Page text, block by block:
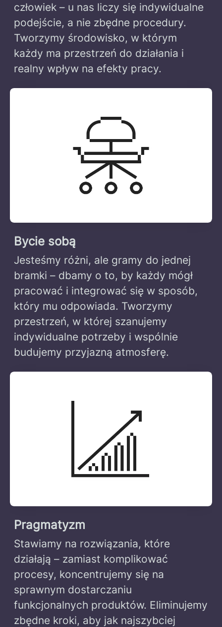
człowiek – u nas liczy się indywidualne
podejście, a nie zbędne procedury.
Tworzymy środowisko, w którym
każdy ma przestrzeń do działania i
realny wpływ na efekty pracy.
Bycie sobą
Jesteśmy różni, ale gramy do jednej
bramki – dbamy o to, by każdy mógł
pracować i integrować się w sposób,
który mu odpowiada. Tworzymy
przestrzeń, w której szanujemy
indywidualne potrzeby i wspólnie
budujemy przyjazną atmosferę.
Pragmatyzm
Stawiamy na rozwiązania, które
działają – zamiast komplikować
procesy, koncentrujemy się na
sprawnym dostarczaniu
funkcjonalnych produktów. Eliminujemy
zbędne kroki, aby jak najszybciej